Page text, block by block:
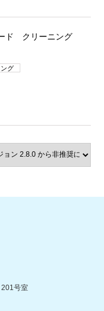
ド クリーニング
グ
号室